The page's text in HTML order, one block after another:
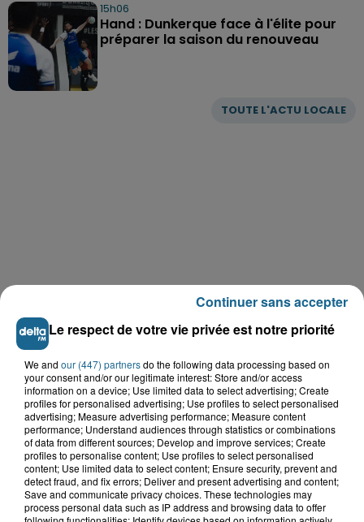
TOUTE L'ACTU LOCALE
15h06
Hand : Dunkerque face à l'élite pour
préparer la saison du renouveau
LE TOP DE L'ACTU
Le respect de votre vie privée est notre priorité
We and our (447) partnersdo the following data processing based on
your consent and/or our legitimate interest: Store and/or access
information on a device; Use limited data to select advertising; Create
profiles for personalised advertising; Use profiles to select personalised
advertising; Measure advertising performance; Measure content
performance; Understand audiences through statistics or combinations
of data from different sources; Develop and improve services; Create
profiles to personalise content; Use profiles to select personalised
content; Use limited data to select content; Ensure security, prevent and
detect fraud, and fix errors; Deliver and present advertising and content;
Save and communicate privacy choices. These technologies may
process personal data such as IP address and browsing data to offer
Continuer sans accepter